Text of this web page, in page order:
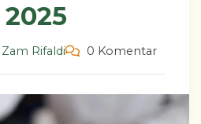
Zam Rifaldi 0 Komentar